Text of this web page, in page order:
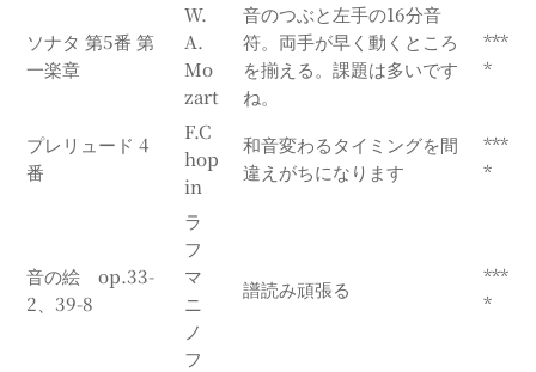
ソナタ 第5番 第
一楽章
W.
A.
Mo
zart
音のつぶと左手の16分音
符。両手が早く動くところ
を揃える。課題は多いです
ね。
***
*
プレリュード 4
番
F.C
hop
in
和音変わるタイミングを間
違えがちになります
***
*
音の絵 op.33-
2、39-8
ラ
フ
マ
ニ
ノ
フ
譜読み頑張る
***
*